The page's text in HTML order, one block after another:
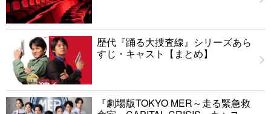
歴代『踊る大捜査線』シリーズあら
すじ・キャスト【まとめ】
『劇場版TOKYO MER～走る緊急救